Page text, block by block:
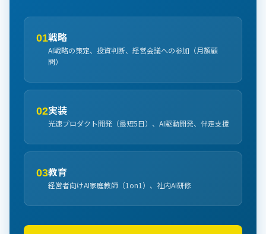
01戦略
AI戦略の策定、投資判断、経営会議への参加（月額顧
問）
02実装
光速プロダクト開発（最短5日）、AI駆動開発、伴走支援
03教育
経営者向けAI家庭教師（1on1）、社内AI研修